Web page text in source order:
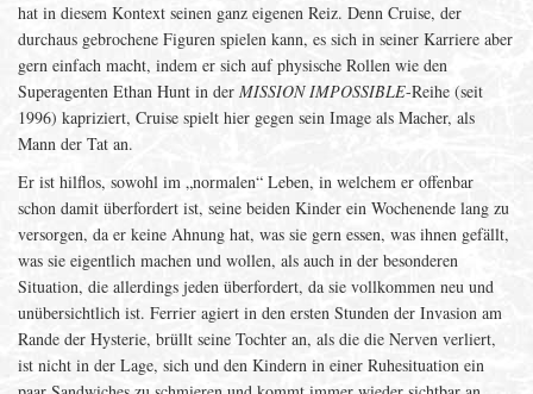
hat in diesem Kontext seinen ganz eigenen Reiz. Denn Cruise, der
durchaus gebrochene Figuren spielen kann, es sich in seiner Karriere aber
gern einfach macht, indem er sich auf physische Rollen wie den
Superagenten Ethan Hunt in der MISSION IMPOSSIBLE-Reihe (seit
1996) kapriziert, Cruise spielt hier gegen sein Image als Macher, als
Mann der Tat an.
Er ist hilflos, sowohl im „normalen“ Leben, in welchem er offenbar
schon damit überfordert ist, seine beiden Kinder ein Wochenende lang zu
versorgen, da er keine Ahnung hat, was sie gern essen, was ihnen gefällt,
was sie eigentlich machen und wollen, als auch in der besonderen
Situation, die allerdings jeden überfordert, da sie vollkommen neu und
unübersichtlich ist. Ferrier agiert in den ersten Stunden der Invasion am
Rande der Hysterie, brüllt seine Tochter an, als die die Nerven verliert,
ist nicht in der Lage, sich und den Kindern in einer Ruhesituation ein